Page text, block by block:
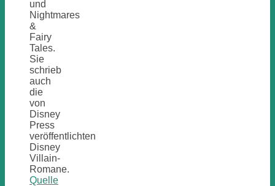
und
Nightmares
&
Fairy
Tales.
Sie
schrieb
auch
die
von
Disney
Press
veröffentlichten
Disney
Villain-
Romane.
Quelle